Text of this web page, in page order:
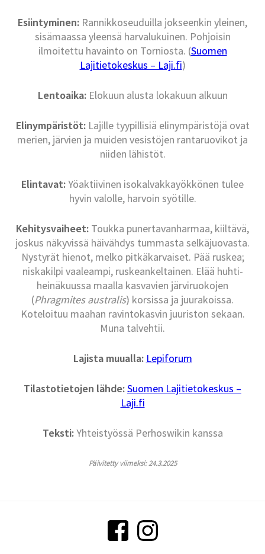
Esiintyminen: Rannikkoseuduilla jokseenkin yleinen,
sisämaassa yleensä harvalukuinen. Pohjoisin
ilmoitettu havainto on Torniosta. (Suomen
Lajitietokeskus – Laji.fi)
Lentoaika:Elokuun alusta lokakuun alkuun
Elinympäristöt:Lajille tyypillisiä elinympäristöjä ovat
merien, järvien ja muiden vesistöjen rantaruovikot ja
niiden lähistöt.
Elintavat:Yöaktiivinen isokalvakkayökkönen tulee
hyvin valolle, harvoin syötille.
Kehitysvaiheet: Toukka punertavanharmaa, kiiltävä,
joskus näkyvissä häivähdys tummasta selkäjuovasta.
Nystyrät hienot, melko pitkäkarvaiset. Pää ruskea;
niskakilpi vaaleampi, ruskeankeltainen. Elää huhti-
heinäkuussa maalla kasvavien järviruokojen
(Phragmites australis) korsissa ja juurakoissa.
Koteloituu maahan ravintokasvin juuriston sekaan.
Muna talvehtii.
Lajista muualla: Lepiforum
Tilastotietojen lähde:Suomen Lajitietokeskus –
Laji.fi
Teksti:Yhteistyössä Perhoswikin kanssa
Päivitetty viimeksi: 24.3.2025